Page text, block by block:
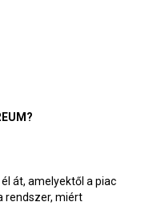
át, amelyektől a piac
rendszer, miért